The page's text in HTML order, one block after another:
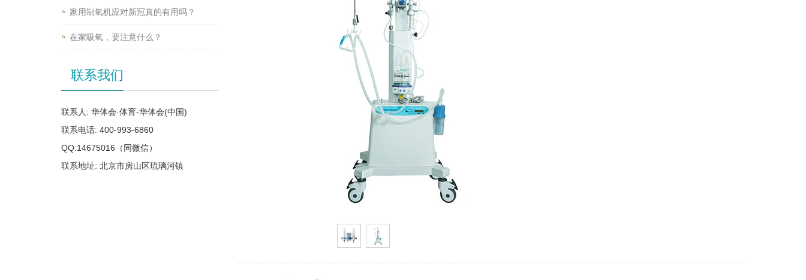
家用制氧机应对新冠真的有用吗？
在家吸氧，要注意什么？
联系我们
联系人: 华体会·体育-华体会(中国)
联系电话: 400-993-6860
QQ:14675016（同微信）
联系地址: 北京市房山区琉璃河镇